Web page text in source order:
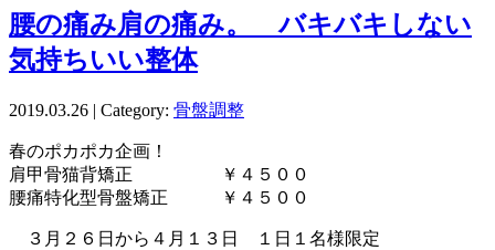
腰の痛み肩の痛み。 バキバキしない
気持ちいい整体
2019.03.26 | Category: 骨盤調整
春のポカポカ企画！
肩甲骨猫背矯正 ￥４５００
腰痛特化型骨盤矯正 ￥４５００
３月２６日から４月１３日 １日１名様限定